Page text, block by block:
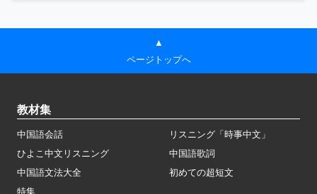
▲
ページトップへ
教材集
中国語会話
リスニング「時事中文」
ひよこ中文リスニング
中国語歌詞
中国語文法大全
初めての超短文
特集